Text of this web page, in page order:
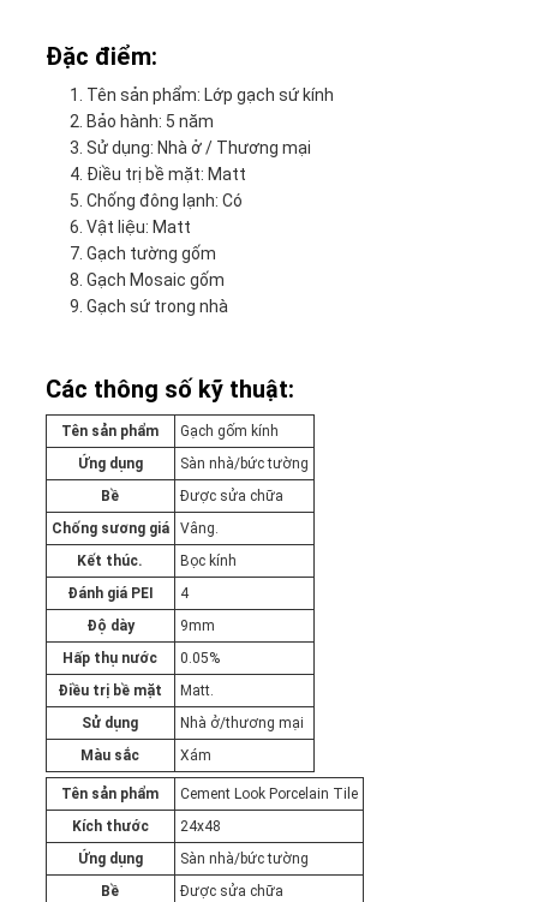
Đặc điểm:
Tên sản phẩm: Lớp gạch sứ kính
Bảo hành: 5 năm
Sử dụng: Nhà ở / Thương mại
Điều trị bề mặt: Matt
Chống đông lạnh: Có
Vật liệu: Matt
Gạch tường gốm
Gạch Mosaic gốm
Gạch sứ trong nhà
Các thông số kỹ thuật:
Tên sản phẩm
Gạch gốm kính
Ứng dụng
Sàn nhà/bức tường
Bề
Được sửa chữa
Chống sương giá
Vâng.
Kết thúc.
Bọc kính
Đánh giá PEI
4
Độ dày
9mm
Hấp thụ nước
0.05%
Điều trị bề mặt
Matt.
Sử dụng
Nhà ở/thương mại
Màu sắc
Xám
Tên sản phẩm
Cement Look Porcelain Tile
Kích thước
24x48
Ứng dụng
Sàn nhà/bức tường
Bề
Được sửa chữa